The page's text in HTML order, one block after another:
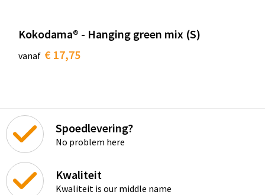
Kokodama® - Hanging green mix (S)
vanaf € 17,75
Spoedlevering?
No problem here
Kwaliteit
Kwaliteit is our middle name